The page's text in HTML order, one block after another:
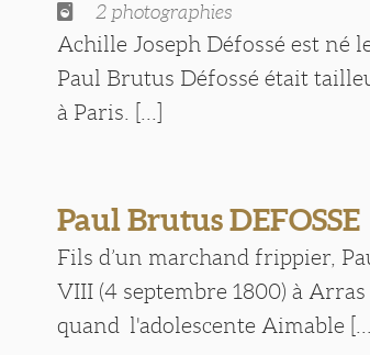
2 photographies
Achille Joseph Défossé est né
Paul Brutus Défossé était
à Paris. [...]
Paul Brutus DEFOSSE
Fils d’un marchand frippier,
VIII (4 septembre 1800) à Arras
quand l'adolescente Aimable [...]